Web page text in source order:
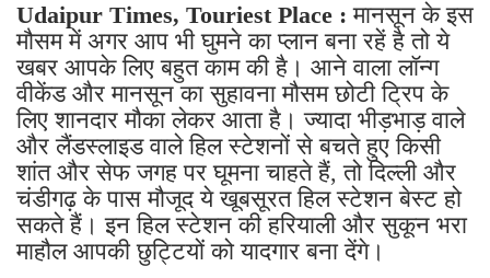
Udaipur Times, Touriest Place : मानसून के इस
मौसम में अगर आप भी घुमने का प्लान बना रहें है तो ये
खबर आपके लिए बहुत काम की है। आने वाला लॉन्ग
वीकेंड और मानसून का सुहावना मौसम छोटी ट्रिप के
लिए शानदार मौका लेकर आता है। ज्यादा भीड़भाड़ वाले
और लैंडस्लाइड वाले हिल स्टेशनों से बचते हुए किसी
शांत और सेफ जगह पर घूमना चाहते हैं, तो दिल्ली और
चंडीगढ़ के पास मौजूद ये खूबसूरत हिल स्टेशन बेस्ट हो
सकते हैं। इन हिल स्टेशन की हरियाली और सुकून भरा
माहौल आपकी छुट्टियों को यादगार बना देंगे।